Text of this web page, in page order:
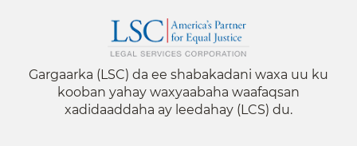
Gargaarka (LSC) da ee shabakadani waxa uu ku
kooban yahay waxyaabaha waafaqsan
xadidaaddaha ay leedahay (LCS) du.